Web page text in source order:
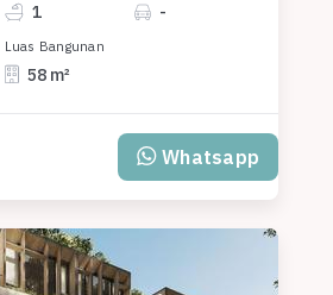
1 -
Luas Bangunan
58 m²
Whatsapp